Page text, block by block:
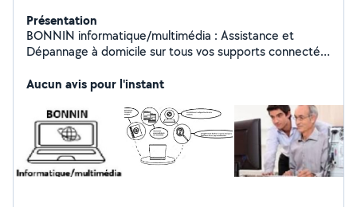
Présentation
BONNIN informatique/multimédia : Assistance et
Dépannage à domicile sur tous vos supports connectés.
EFFICACITÉ. Conditions préférentielles pour les seniors
Aucun avis pour l'instant